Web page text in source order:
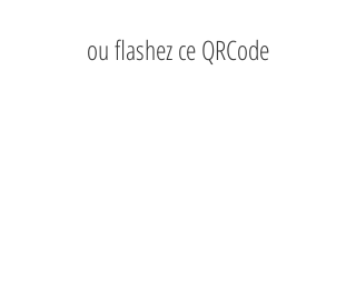
ou flashez ce QRCode